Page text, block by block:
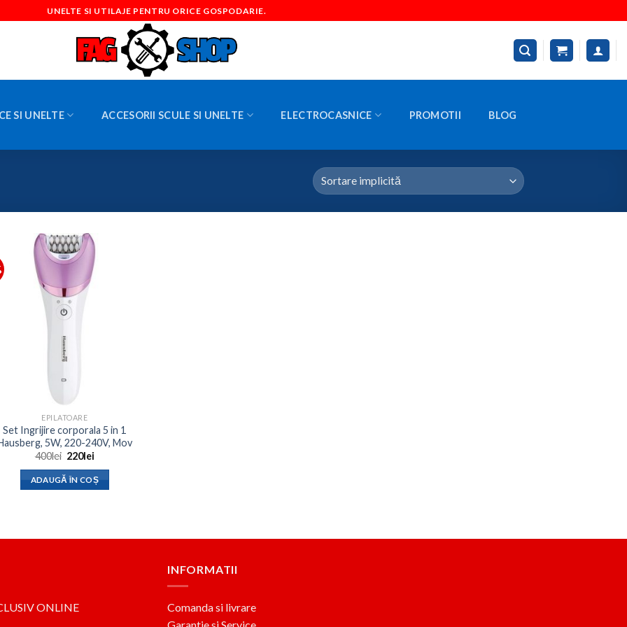
UNELTE SI UTILAJE PENTRU ORICE GOSPODARIE.
SI UNELTE ACCESORII SCULE SI UNELTE ELECTROCASNICE PROMOTII BLOG
EPILATOARE
Set Ingrijire corporala 5 in 1
5W, 220-240V, Mov
400lei Prețul
a
fost:
220leiPrețul
este:
220lei.
ADAUGĂ ÎN COȘ
ONLINE
INFORMATII
Comanda si livrare